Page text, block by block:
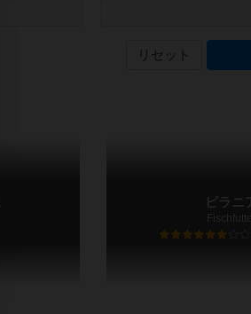
リセット
ピラニ